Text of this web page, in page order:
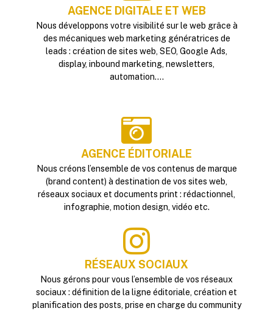
AGENCE DIGITALE ET WEB
Nous développons votre visibilité sur le web grâce à
des mécaniques web marketing génératrices de
leads : création de sites web, SEO, Google Ads,
display, inbound marketing, newsletters,
automation....
AGENCE ÉDITORIALE
Nous créons l’ensemble de vos contenus de marque
(brand content) à destination de vos sites web,
réseaux sociaux et documents print : rédactionnel,
infographie, motion design, vidéo etc.
RÉSEAUX SOCIAUX
Nous gérons pour vous l’ensemble de vos réseaux
sociaux : définition de la ligne éditoriale, création et
planification des posts, prise en charge du community